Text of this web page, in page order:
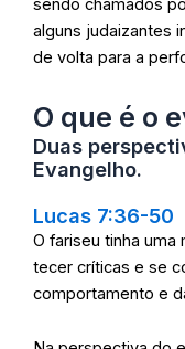
sendo chamados
alguns judaizantes
de volta para a
O que é o
Duas
Evangelho.
Lucas 7:36-50
O fariseu tinha uma
tecer críticas e se
comportamento e